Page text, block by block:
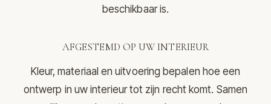
beschikbaar is.
AFGESTEMD OP UW INTERIEUR
Kleur, materiaal en uitvoering bepalen hoe een
ontwerp in uw interieur tot zijn recht komt. Samen